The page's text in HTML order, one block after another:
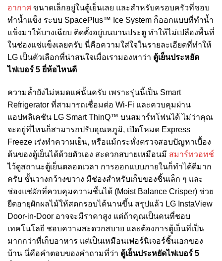
อากาศ ขนาดเล็กอยู่ในตู้เย็นเลย และสำหรับครอบครัวที่ชอบ
ทำน้ำแข็ง ระบบ SpacePlus™ Ice System ก็ออกแบบที่ทำน้ำ
แข็งมาให้บางเฉียบ ติดตั้งอยู่บนบานประตู ทำให้ไม่เปลืองพื้นที่
ในช่องแช่แข็งเลยครับ นี่คือความใส่ใจในรายละเอียดที่ทำให้
LG เป็นตัวเลือกที่น่าสนใจเมื่อเรามองหาว่า ตู้เย็นประหยัด
ไฟเบอร์ 5 ยี่ห้อไหนดี
ความล้ำยังไม่หมดแค่นั้นครับ เพราะรุ่นนี้เป็น Smart
Refrigerator ที่สามารถเชื่อมต่อ Wi-Fi และควบคุมผ่าน
แอปพลิเคชัน LG Smart ThinQ™ บนสมาร์ทโฟนได้ ไม่ว่าคุณ
จะอยู่ที่ไหนก็สามารถปรับอุณหภูมิ, เปิดโหมด Express
Freeze เร่งทำความเย็น, หรือแม้กระทั่งตรวจสอบปัญหาเบื้อง
ต้นของตู้เย็นได้ด้วยตัวเอง สะดวกสบายเหมือนมี สมาร์ทวอทช์
ไว้ดูสถานะตู้เย็นตลอดเวลา การออกแบบภายในก็ทำได้ดีมาก
ครับ ชั้นวางกว้างขวาง มีช่องสำหรับเก็บของชิ้นเล็ก ๆ และ
ช่องแช่ผักที่ควบคุมความชื้นได้ (Moist Balance Crisper) ช่วย
ยืดอายุผักผลไม้ให้สดกรอบได้นานขึ้น สรุปแล้ว LG InstaView
Door-in-Door อาจจะมีราคาสูง แต่ถ้าคุณเป็นคนที่ชอบ
เทคโนโลยี ชอบความสะดวกสบาย และต้องการตู้เย็นที่เป็น
มากกว่าที่เก็บอาหาร แต่เป็นเหมือนเฟอร์นิเจอร์ชิ้นเอกของ
บ้าน นี่คือคำตอบของคำถามที่ว่า ตู้เย็นประหยัดไฟเบอร์ 5